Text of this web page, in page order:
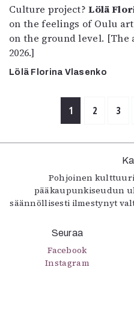
Culture project?Lölä
on the feelings of Oulu
on the ground level.
2026.]
Lölä Florina Vlasenko
1 2 3
Pohjoinen
pääkaupunkiseudun
säännöllisesti ilmestynyt
Seuraa
Facebook
Instagram